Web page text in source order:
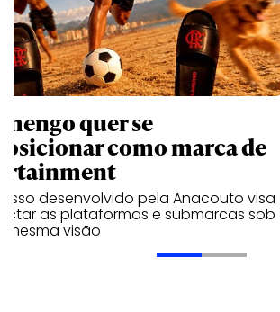
quer se
como marca de
desenvolvido pela Anacouto visa
as plataformas e submarcas sob
mesma visão